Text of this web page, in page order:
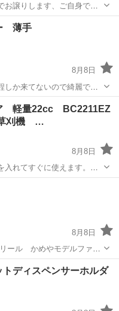
譲りします、ご自身でお
ンプで運べます、宜しくお
薄手
8月8日
しか来てないので綺麗で
す！ サイズはMになりま
Amazon
軽量22cc BC2211EZ
刈機 …
8月8日
入れてすぐに使えます。ゼ
軽量で低燃費です。シャフ
準的な草刈機でキャブレ
8月8日
マスター96...
ディスペンサーホルダ